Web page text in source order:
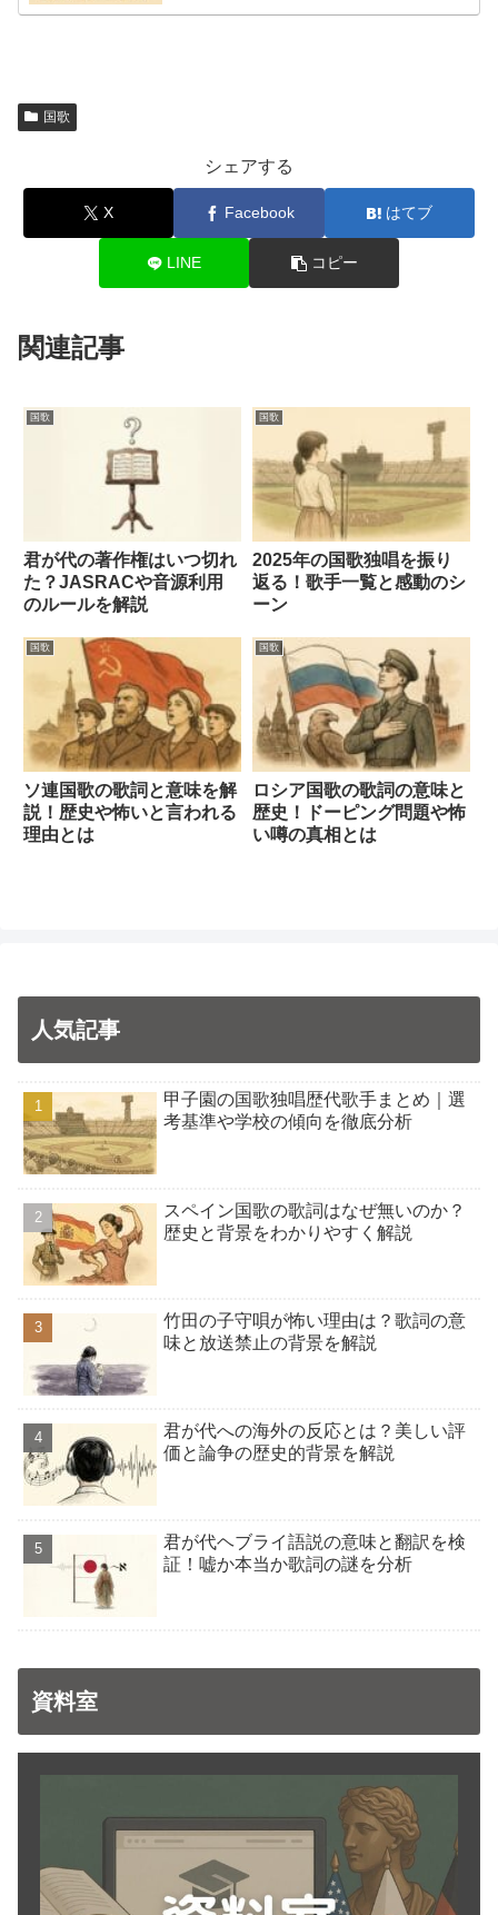
国歌
シェアする
X Facebook はてブ
LINE コピー
関連記事
国歌
君が代の著作権はいつ切れ
た？JASRACや音源利用
のルールを解説
国歌
2025年の国歌独唱を振り
返る！歌手一覧と感動のシ
ーン
国歌
ソ連国歌の歌詞と意味を解
説！歴史や怖いと言われる
理由とは
国歌
ロシア国歌の歌詞の意味と
歴史！ドーピング問題や怖
い噂の真相とは
人気記事
甲子園の国歌独唱歴代歌手まとめ｜選
考基準や学校の傾向を徹底分析
スペイン国歌の歌詞はなぜ無いのか？
歴史と背景をわかりやすく解説
竹田の子守唄が怖い理由は？歌詞の意
味と放送禁止の背景を解説
君が代への海外の反応とは？美しい評
価と論争の歴史的背景を解説
君が代ヘブライ語説の意味と翻訳を検
証！嘘か本当か歌詞の謎を分析
資料室